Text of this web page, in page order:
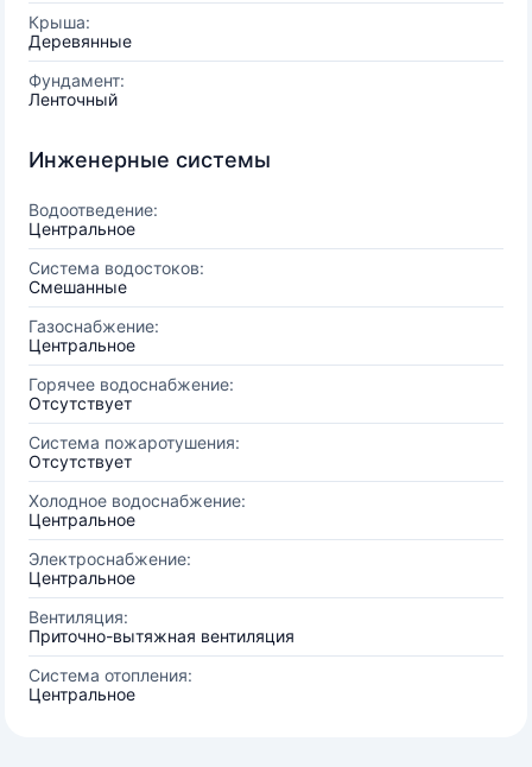
Крыша:
Деревянные
Фундамент:
Ленточный
Инженерные системы
Водоотведение:
Центральное
Система водостоков:
Смешанные
Газоснабжение:
Центральное
Горячее водоснабжение:
Отсутствует
Система пожаротушения:
Отсутствует
Холодное водоснабжение:
Центральное
Электроснабжение:
Центральное
Вентиляция:
Приточно-вытяжная вентиляция
Система отопления:
Центральное